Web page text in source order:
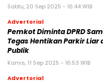
Sabtu, 20 Sep 2025 - 16:44 WIB
Advertorial
Pemkot Diminta DPRD
Tegas Hentikan Parkir Liar
Publik
Kamis, 11 Sep 2025 - 16:53 WIB
Advertorial